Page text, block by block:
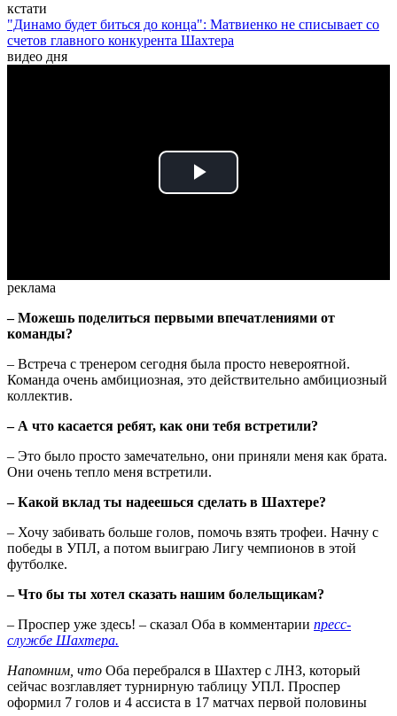
кстати
"Динамо будет биться до конца": Матвиенко не списывает со
счетов главного конкурента Шахтера
видео дня
Play
реклама
– Можешь поделиться первыми впечатлениями от
команды?
– Встреча с тренером сегодня была просто невероятной.
Команда очень амбициозная, это действительно амбициозный
коллектив.
– А что касается ребят, как они тебя встретили?
– Это было просто замечательно, они приняли меня как брата.
Они очень тепло меня встретили.
– Какой вклад ты надеешься сделать в Шахтере?
– Хочу забивать больше голов, помочь взять трофеи. Начну с
победы в УПЛ, а потом выиграю Лигу чемпионов в этой
футболке.
– Что бы ты хотел сказать нашим болельщикам?
– Проспер уже здесь! – сказал Оба в комментарии пресс-
службе Шахтера.
Напомним, что Оба перебрался в Шахтер с ЛНЗ, который
сейчас возглавляет турнирную таблицу УПЛ. Проспер
оформил 7 голов и 4 ассиста в 17 матчах первой половины